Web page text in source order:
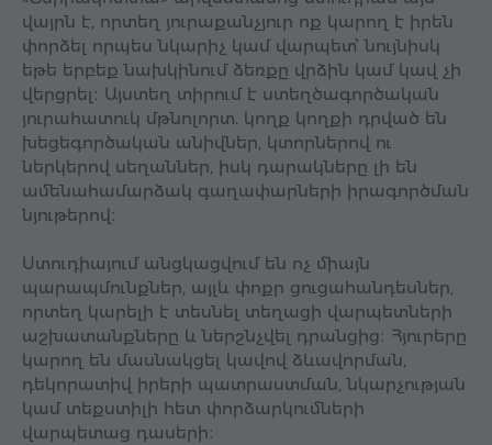
վայրն է, որտեղ յուրաքանչյուր ոք կարող է իրեն
փորձել որպես նկարիչ կամ վարպետ՝ նույնիսկ
եթե երբեք նախկինում ձեռքը վրձին կամ կավ չի
վերցրել։ Այստեղ տիրում է ստեղծագործական
յուրահատուկ մթնոլորտ. կողք կողքի դրված են
խեցեգործական անիվներ, կտորներով ու
ներկերով սեղաններ, իսկ դարակները լի են
ամենահամարձակ գաղափարների իրագործման
նյութերով։
Ստուդիայում անցկացվում են ոչ միայն
պարապմունքներ, այլև փոքր ցուցահանդեսներ,
որտեղ կարելի է տեսնել տեղացի վարպետների
աշխատանքները և ներշնչվել դրանցից։ Հյուրերը
կարող են մասնակցել կավով ձևավորման,
դեկորատիվ իրերի պատրաստման, նկարչության
կամ տեքստիլի հետ փորձարկումների
վարպետաց դասերի։